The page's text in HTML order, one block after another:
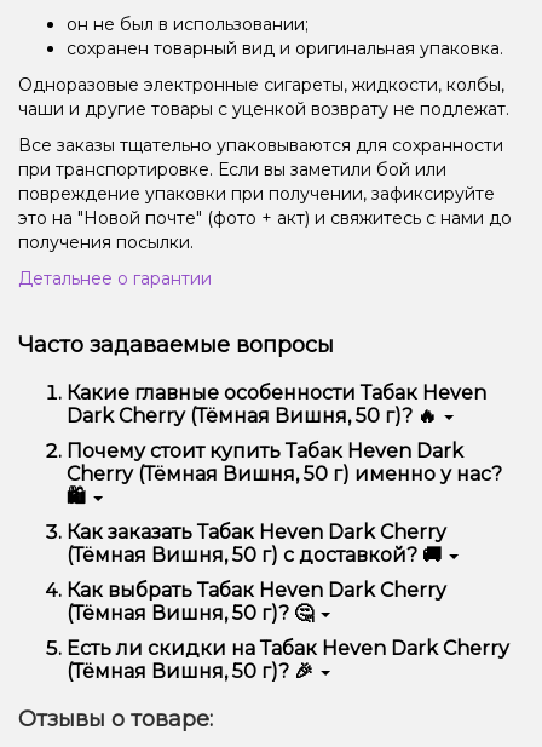
он не был в использовании;
сохранен товарный вид и оригинальная упаковка.
Одноразовые электронные сигареты, жидкости, колбы,
чаши и другие товары с уценкой возврату не подлежат.
Все заказы тщательно упаковываются для сохранности
при транспортировке. Если вы заметили бой или
повреждение упаковки при получении, зафиксируйте
это на "Новой почте" (фото + акт) и свяжитесь с нами до
получения посылки.
Детальнее о гарантии
Часто задаваемые вопросы
Какие главные особенности Табак Heven
Dark Cherry (Тёмная Вишня, 50 г)? 🔥
Табак Heven Dark Cherry (Тёмная Вишня, 50 г)
отличается высоким качеством, удобством
использования и надежностью.
Почему стоит купить Табак Heven Dark
Cherry (Тёмная Вишня, 50 г) именно у нас?
🛍️
Мы предлагаем только оригинальную продукцию,
широкий ассортимент, выгодные цены и быструю
доставку. Кроме того, у нас регулярные акции и
скидки для клиентов!
Как заказать Табак Heven Dark Cherry
(Тёмная Вишня, 50 г) с доставкой? 🚚
Оформить заказ можно в несколько кликов:
Добавьте Табак Heven Dark Cherry (Тёмная
Вишня, 50 г) в корзину.
Перейдите к оформлению заказа.
доставки.
Подтвердите заказ – мы быстро отправим его
Как выбрать Табак Heven Dark Cherry
(Тёмная Вишня, 50 г)? 🤔
Выбор зависит от ваших предпочтений – например,
если это кальян, учитывайте размер, материал и тип
чаши, если вейп – мощность и вкус. Наши
Есть ли скидки на Табак Heven Dark Cherry
(Тёмная Вишня, 50 г)? 🎉
специальные предложения. Следите за
Отзывы о товаре: